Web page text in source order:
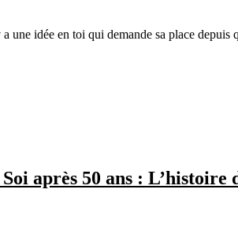
une idée en toi qui demande sa place
après 50 ans : L’histoire